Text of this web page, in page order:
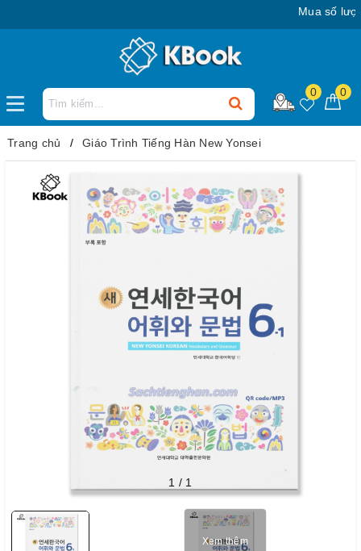
Mua số lượng
0 0
Trang chủ Giáo Trình Tiếng Hàn New Yonsei
1 / 1
Xem thêm